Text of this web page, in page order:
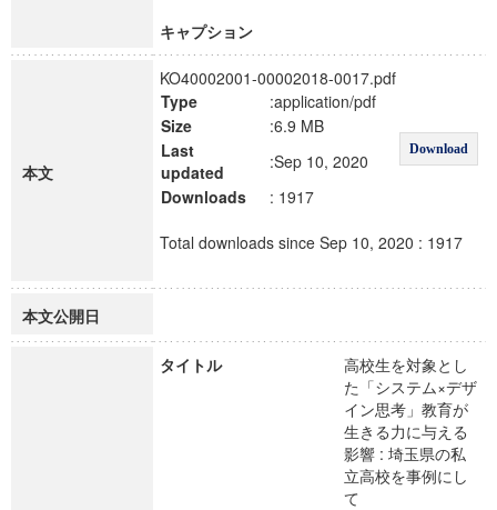
キャプション
本文
KO40002001-00002018-0017.pdf
Type
:application/pdf
Download
Size
:6.9 MB
Last
updated
:Sep 10, 2020
Downloads
: 1917
Total downloads since Sep 10, 2020 : 1917
本文公開日
タイトル
高校生を対象とし
た「システム×デザ
イン思考」教育が
生きる力に与える
影響 : 埼玉県の私
立高校を事例にし
て